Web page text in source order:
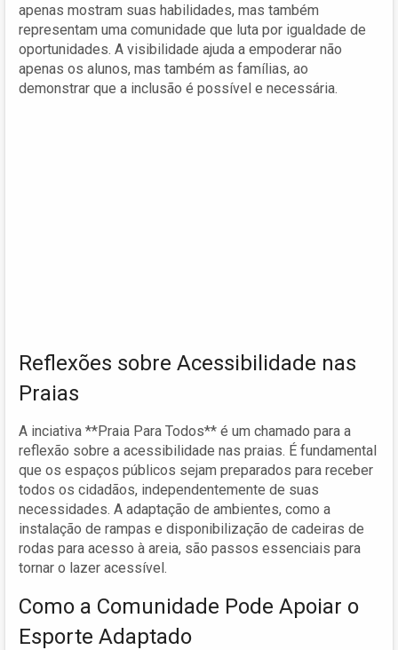
apenas mostram suas habilidades, mas também
representam uma comunidade que luta por igualdade de
oportunidades. A visibilidade ajuda a empoderar não
apenas os alunos, mas também as famílias, ao
demonstrar que a inclusão é possível e necessária.
Reflexões sobre Acessibilidade nas
Praias
A inciativa **Praia Para Todos** é um chamado para a
reflexão sobre a acessibilidade nas praias. É fundamental
que os espaços públicos sejam preparados para receber
todos os cidadãos, independentemente de suas
necessidades. A adaptação de ambientes, como a
instalação de rampas e disponibilização de cadeiras de
rodas para acesso à areia, são passos essenciais para
tornar o lazer acessível.
Como a Comunidade Pode Apoiar o
Esporte Adaptado